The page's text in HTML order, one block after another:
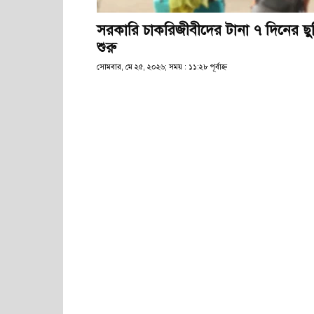
সরকারি চাকরিজীবীদের টানা ৭ দিনের
শুরু
সোমবার, মে ২৫, ২০২৬; সময় : ১১:২৮ পূর্বাহ্ণ